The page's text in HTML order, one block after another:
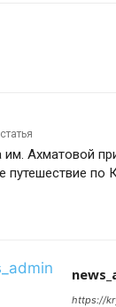
им. Ахматовой
путешествие по
https://